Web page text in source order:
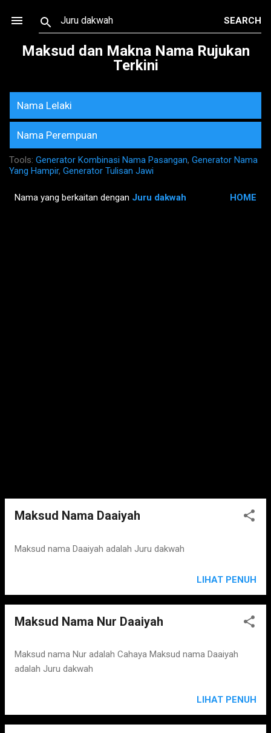
Skip to main content
Maksud dan Makna Nama Rujukan
Terkini
Nama Lelaki
Nama Perempuan
Tools: Generator Kombinasi Nama Pasangan, Generator Nama
Yang Hampir, Generator Tulisan Jawi
Nama yang berkaitan dengan Juru dakwah HOME
Maksud Nama Daaiyah
Maksud nama Daaiyah adalah Juru dakwah
LIHAT PENUH
Maksud Nama Nur Daaiyah
Maksud nama Nur adalah Cahaya Maksud nama Daaiyah
adalah Juru dakwah
LIHAT PENUH